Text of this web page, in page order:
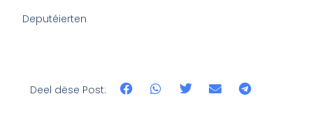
Deputéierten
Deel dëse Post: